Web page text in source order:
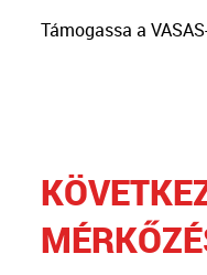
Támogassa a